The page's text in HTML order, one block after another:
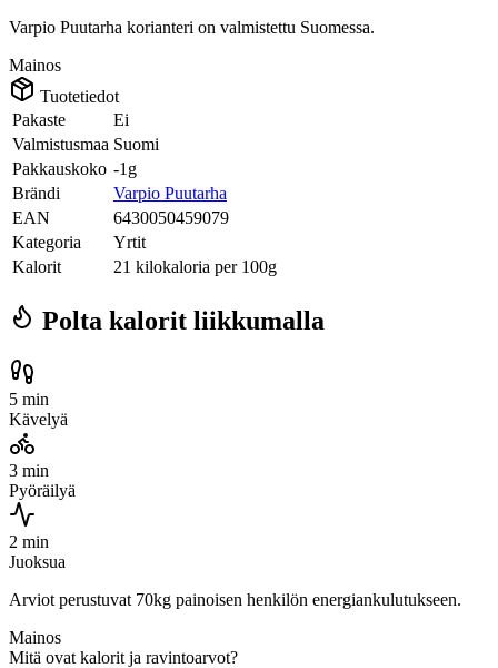
Varpio Puutarha korianteri on valmistettu Suomessa.
Mainos
Tuotetiedot
Pakaste
Ei
Valmistusmaa Suomi
Pakkauskoko -1g
Brändi
Varpio Puutarha
EAN
6430050459079
Kategoria
Yrtit
Kalorit
21 kilokaloria per 100g
Polta kalorit liikkumalla
5 min
Kävelyä
3 min
Pyöräilyä
2 min
Juoksua
Arviot perustuvat 70kg painoisen henkilön energiankulutukseen.
Mainos
Mitä ovat kalorit ja ravintoarvot?